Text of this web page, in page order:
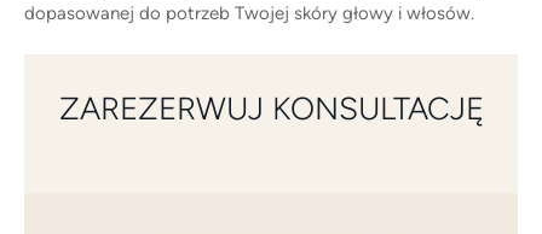
dopasowanej do potrzeb Twojej skóry głowy i włosów.
ZAREZERWUJ KONSULTACJĘ